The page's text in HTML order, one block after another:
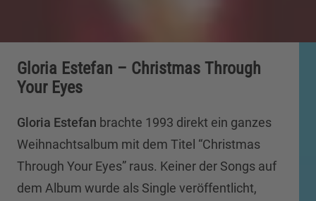
Gloria Estefan – Christmas Through
Your Eyes
Gloria Estefan brachte 1993 direkt ein ganzes
Weihnachtsalbum mit dem Titel “Christmas
Through Your Eyes” raus. Keiner der Songs auf
dem Album wurde als Single veröffentlicht,